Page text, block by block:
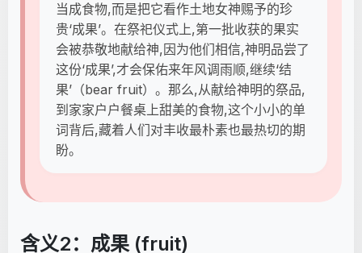
当成食物,而是把它看作土地女神赐予的珍
贵‘成果’。在祭祀仪式上,第一批收获的果实
会被恭敬地献给神,因为他们相信,神明品尝了
这份‘成果’,才会保佑来年风调雨顺,继续‘结
果’（bear fruit）。那么,从献给神明的祭品,
到家家户户餐桌上甜美的食物,这个小小的单
词背后,藏着人们对丰收最朴素也最热切的期
盼。
含义2：成果 (fruit)